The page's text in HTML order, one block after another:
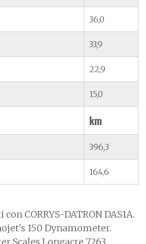
36,0
33,9
22,9
15,0
km
396,3
164,6
CORRYS-DATRON DAS1A.
150 Dynamometer.
Scales Longacre 7263.